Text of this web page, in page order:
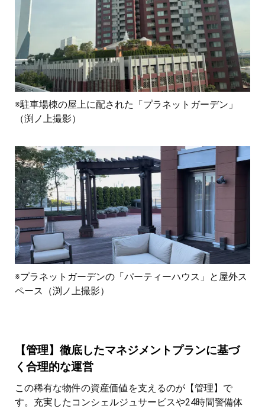
※駐車場棟の屋上に配された「プラネットガーデン」
（渕ノ上撮影）
※プラネットガーデンの「パーティーハウス」と屋外ス
ペース（渕ノ上撮影）
【管理】徹底したマネジメントプランに基づ
く合理的な運営
この稀有な物件の資産価値を支えるのが【管理】で
す。充実したコンシェルジュサービスや24時間警備体